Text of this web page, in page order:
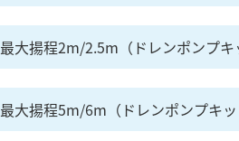
最大揚程2m/2.5m（ドレンポンプキ
最大揚程5m/6m（ドレンポンプキッ